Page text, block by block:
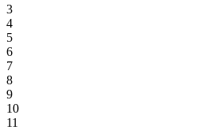
3
4
5
6
7
8
9
10
11